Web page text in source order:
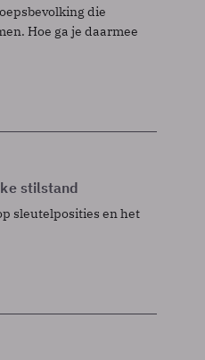
die
Hoe ga je daarmee
stilstand
sleutelposities en het